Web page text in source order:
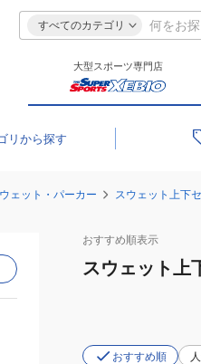
すべてのカテゴリ
大型スポーツ専門店
リ
ェット・パーカー スウェット上下
おすすめ順表示
スウェット上
おすすめ順